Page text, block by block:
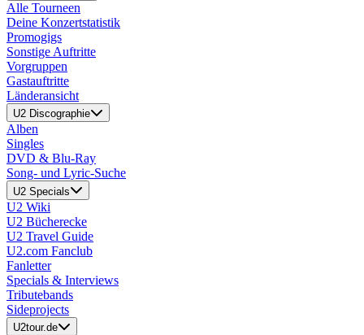
Alle Tourneen
Deine Konzertstatistik
Promogigs
Sonstige Auftritte
Vorgruppen
Gastauftritte
Länderansicht
U2 Discographie
Alben
Singles
DVD & Blu-Ray
Song- und Lyric-Suche
U2 Specials
U2 Wiki
U2 Bücherecke
U2 Travel Guide
U2.com Fanclub
Fanletter
Specials & Interviews
Tributebands
Sideprojects
U2tour.de